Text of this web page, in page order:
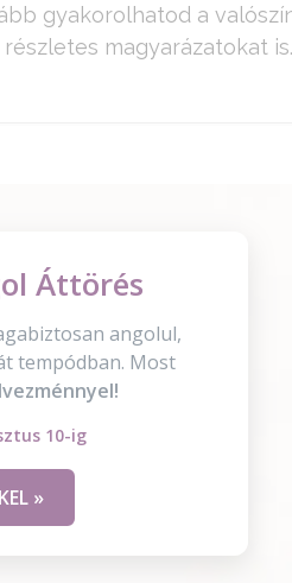
gyakorolhatod a
magyarázatokat is.
Áttörés
angolul,
tempódban. Most
10-ig
»